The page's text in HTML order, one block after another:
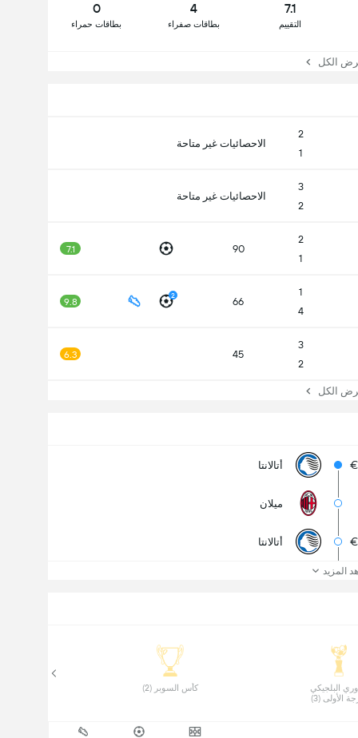
7.1
التقييم
4
بطاقات صفراء
0
بطاقات حمراء
الكل
2
1
الاحصائيات غير متاحة
3
2
الاحصائيات غير متاحة
2
1
90
7.1
1
4
66
2
9.8
3
2
45
6.3
الكل
أتالانتا
ميلان
أتالانتا
المزيد
الأولى (3)
كأس السوبر (2)